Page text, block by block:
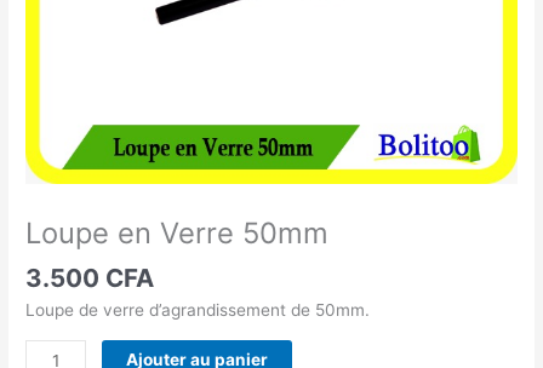
Loupe en Verre 50mm
3.500 CFA
Loupe de verre d’agrandissement de 50mm.
Ajouter au panier